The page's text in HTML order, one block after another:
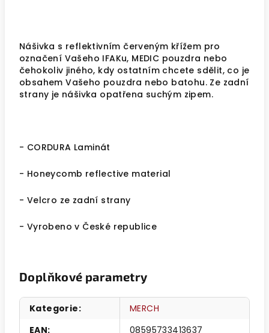
Nášivka s reflektivním červeným křížem pro
označení Vašeho IFAKu, MEDIC pouzdra nebo
čehokoliv jiného, kdy ostatním chcete sdělit, co je
obsahem Vašeho pouzdra nebo batohu. Ze zadní
strany je nášivka opatřena suchým zipem.
- CORDURA Laminát
- Honeycomb reflective material
- Velcro ze zadní strany
- Vyrobeno v České republice
Doplňkové parametry
Kategorie:
MERCH
EAN: 08595733413637